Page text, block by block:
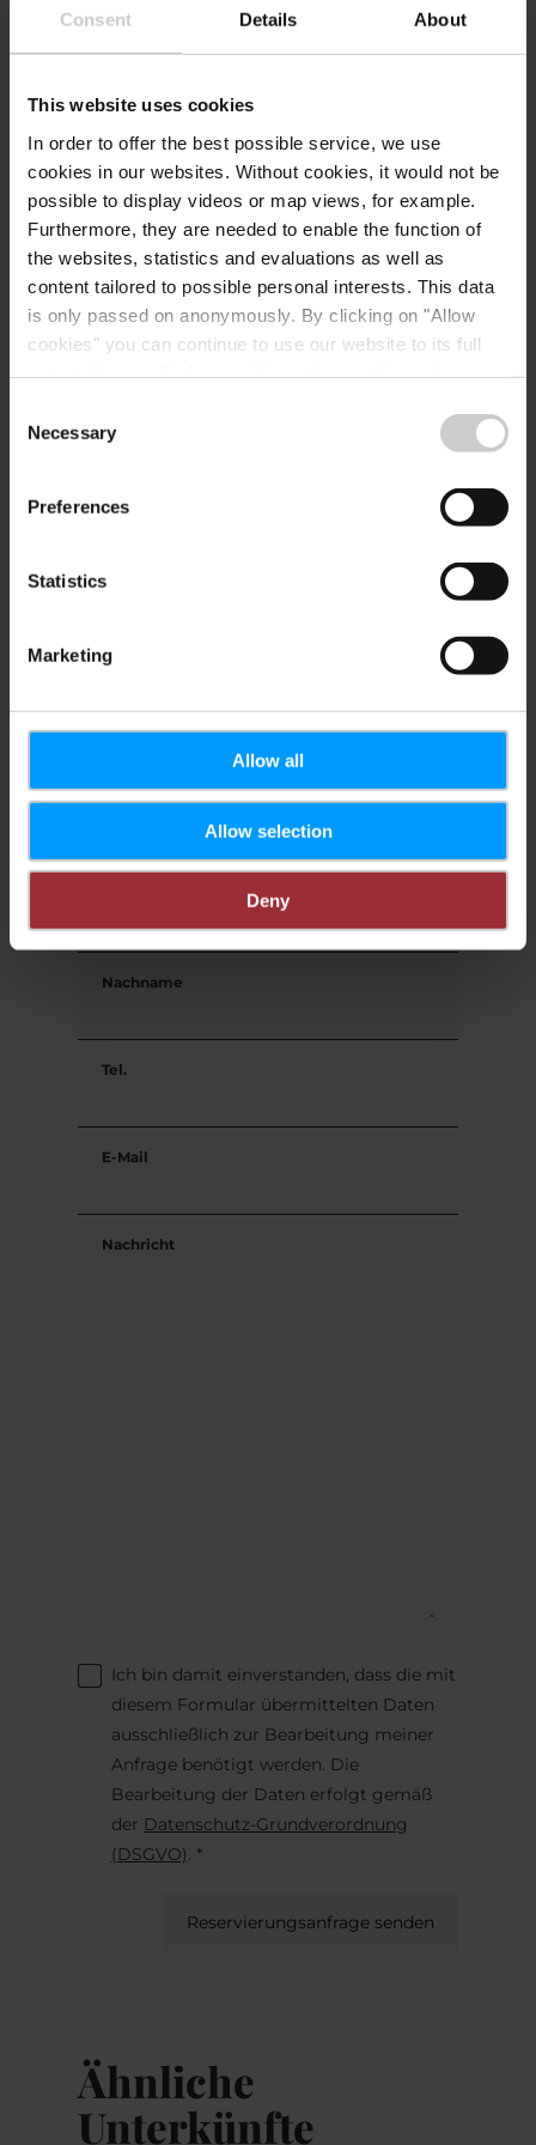
Consent Details About
This website uses cookies
In order to offer the best possible service, we use
cookies in our websites. Without cookies, it would not be
possible to display videos or map views, for example.
Furthermore, they are needed to enable the function of
the websites, statistics and evaluations as well as
content tailored to possible personal interests. This data
is only passed on anonymously. By clicking on "Allow
cookies" you can continue to use our website to its full
time.
Selection
Necessary
Preferences
Statistics
Marketing
Allow all
Allow selection
Deny
Anreise planen
Ihre Reisedaten
Ihre Kontaktdaten
Anrede
Nachname
Tel.
E-Mail
Nachricht
Ich bin damit einverstanden, dass die mit
diesem Formular übermittelten Daten
ausschließlich zur Bearbeitung meiner
Anfrage benötigt werden. Die
Bearbeitung der Daten erfolgt gemäß
der Datenschutz-Grundverordnung
(DSGVO). *
Reservierungsanfrage senden
Ähnliche
Unterkünfte